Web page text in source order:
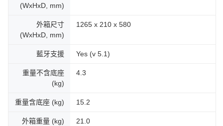
(WxHxD, mm)
外箱尺寸
(WxHxD, mm)
1265 x 210 x 580
藍牙支援 Yes (v 5.1)
重量不含底座
(kg)
4.3
重量含底座 (kg) 15.2
外箱重量 (kg) 21.0